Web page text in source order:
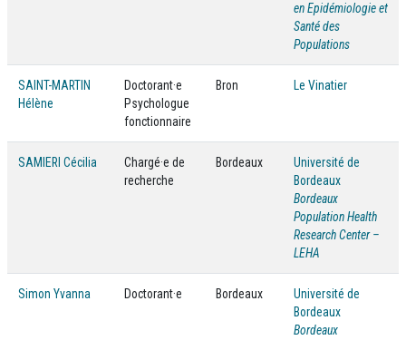
en Epidémiologie et
Santé des
Populations
SAINT-MARTIN
Hélène
Doctorant·e
Psychologue
fonctionnaire
Bron Le Vinatier
SAMIERI Cécilia
Chargé·e de
recherche
Bordeaux
Université de
Bordeaux
Bordeaux
Population Health
Research Center –
LEHA
Simon Yvanna Doctorant·e Bordeaux
Université de
Bordeaux
Bordeaux